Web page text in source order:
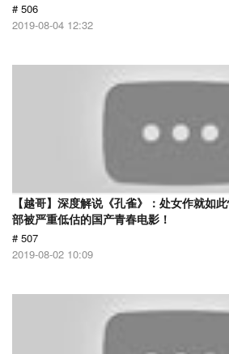
# 506
2019-08-04 12:32
【越哥】深度解说《孔雀》：处女作就如
部被严重低估的国产青春电影！
# 507
2019-08-02 10:09